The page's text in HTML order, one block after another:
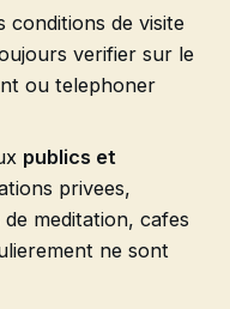
conditions de visite
verifier sur le
ou telephoner
publics et
privees,
meditation, cafes
ne sont